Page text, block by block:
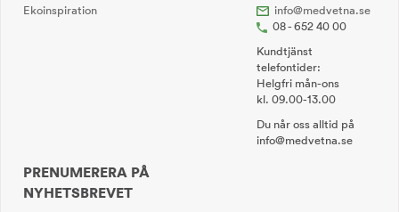
Ekoinspiration
info@medvetna.se
08 - 652 40 00
Kundtjänst
telefontider:
Helgfri mån-ons
kl. 09.00-13.00
Du når oss alltid på
info@medvetna.se
PRENUMERERA PÅ
NYHETSBREVET